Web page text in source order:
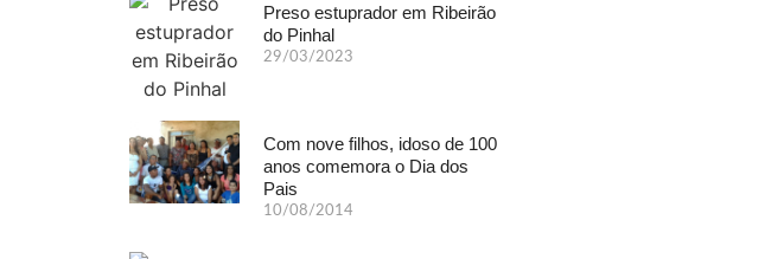
Preso estuprador em Ribeirão
do Pinhal
29/03/2023
Com nove filhos, idoso de 100
anos comemora o Dia dos
Pais
10/08/2014